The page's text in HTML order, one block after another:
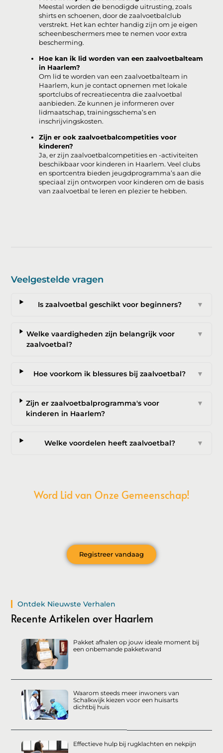
Meestal worden de benodigde uitrusting, zoals
shirts en schoenen, door de zaalvoetbalclub
verstrekt. Het kan echter handig zijn om je eigen
scheenbeschermers mee te nemen voor extra
bescherming.
Hoe kan ik lid worden van een zaalvoetbalteam
in Haarlem?
Om lid te worden van een zaalvoetbalteam in
Haarlem, kun je contact opnemen met lokale
sportclubs of recreatiecentra die zaalvoetbal
aanbieden. Ze kunnen je informeren over
lidmaatschap, trainingsschema’s en
inschrijvingskosten.
Zijn er ook zaalvoetbalcompetities voor
kinderen?
Ja, er zijn zaalvoetbalcompetities en -activiteiten
beschikbaar voor kinderen in Haarlem. Veel clubs
en sportcentra bieden jeugdprogramma’s aan die
speciaal zijn ontworpen voor kinderen om de basis
van zaalvoetbal te leren en plezier te hebben.
Veelgestelde vragen
Is zaalvoetbal geschikt voor beginners? ▼
Welke vaardigheden zijn belangrijk voor
zaalvoetbal?
▼
Hoe voorkom ik blessures bij zaalvoetbal? ▼
Zijn er zaalvoetbalprogramma's voor
kinderen in Haarlem?
▼
Welke voordelen heeft zaalvoetbal? ▼
Word Lid van Onze Gemeenschap!
Registreer vandaag
Ontdek Nieuwste Verhalen
Recente Artikelen over Haarlem
Pakket afhalen op jouw ideale moment bij
een onbemande pakketwand
Waarom steeds meer inwoners van
Schalkwijk kiezen voor een huisarts
dichtbij huis
Effectieve hulp bij rugklachten en nekpijn